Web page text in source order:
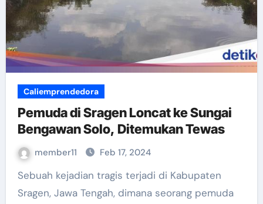
Caliemprendedora
Pemuda di Sragen Loncat ke Sungai
Bengawan Solo, Ditemukan Tewas
member11 Feb 17, 2024
Sebuah kejadian tragis terjadi di Kabupaten
Sragen, Jawa Tengah, dimana seorang pemuda